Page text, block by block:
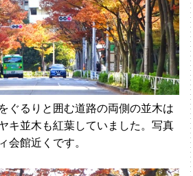
ぐるりと囲む道路の両側の並木は
キ並木も紅葉していました。写真
会館近くです。